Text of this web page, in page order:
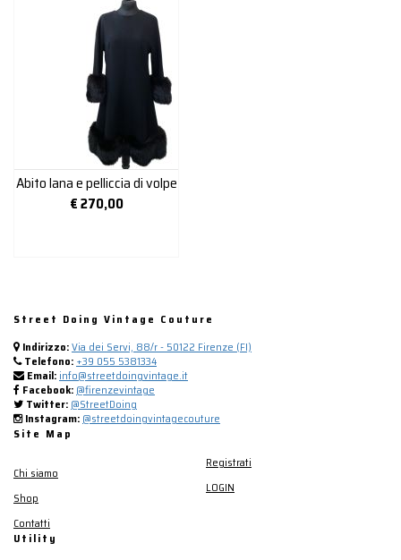
Abito lana e pelliccia di volpe
€270,00
Street Doing Vintage Couture
Indirizzo:Via dei Servi, 88/r - 50122 Firenze (FI)
Telefono: +39 055 5381334
Email: info@streetdoingvintage.it
Facebook: @firenzevintage
Twitter: @StreetDoing
Instagram: @streetdoingvintagecouture
Site Map
Chi siamo
Shop
Contatti
Registrati
LOGIN
Utility